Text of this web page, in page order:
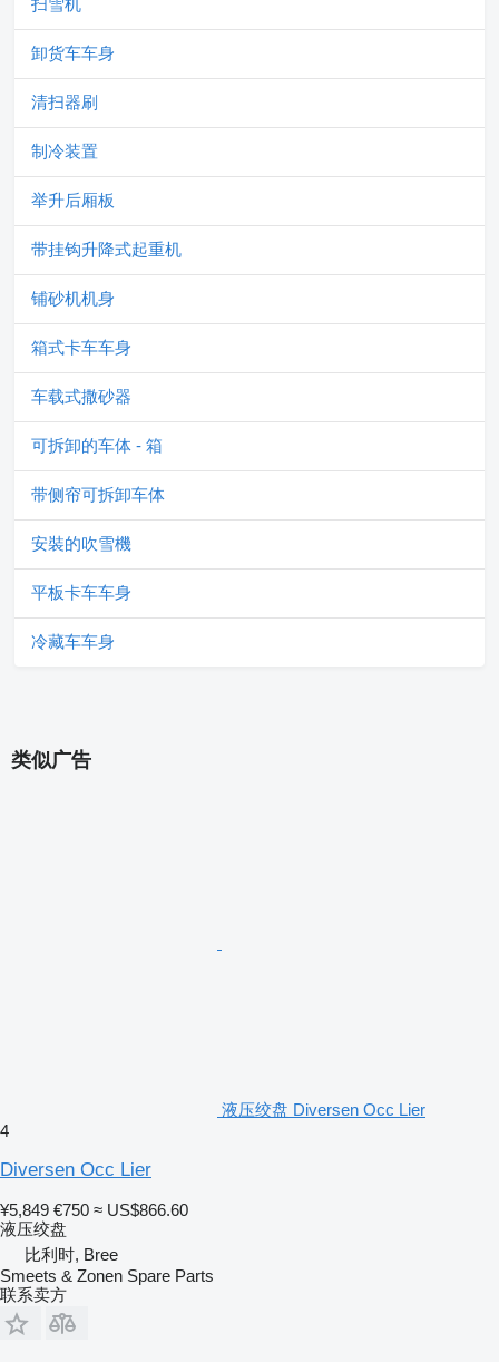
扫雪机
卸货车车身
清扫器刷
制冷装置
举升后厢板
带挂钩升降式起重机
铺砂机机身
箱式卡车车身
车载式撒砂器
可拆卸的车体 - 箱
带侧帘可拆卸车体
安裝的吹雪機
平板卡车车身
冷藏车车身
类似广告
液压绞盘 Diversen Occ Lier
4
Diversen Occ Lier
¥5,849 €750 ≈ US$866.60
液压绞盘
比利时, Bree
Smeets & Zonen Spare Parts
联系卖方